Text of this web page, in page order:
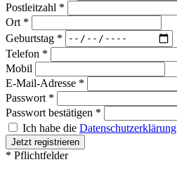
Postleitzahl *
Ort *
Geburtstag *
Telefon *
Mobil
E-Mail-Adresse *
Passwort *
Passwort bestätigen *
Ich habe die Datenschutzerklärung
Jetzt registrieren
* Pflichtfelder